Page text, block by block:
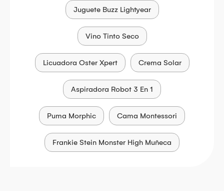
Juguete Buzz Lightyear
Vino Tinto Seco
Licuadora Oster Xpert Crema Solar
Aspiradora Robot 3 En 1
Puma Morphic Cama Montessori
Frankie Stein Monster High Muñeca